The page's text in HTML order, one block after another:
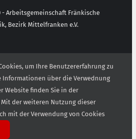
- Arbeitsgemeinschaft Fränkische
Bezirk Mittelfranken e.V.
um Ihre Benutzererfahrung zu
Informationen über die Verwednung
Website finden Sie in der
Mit der weiteren Nutzung dieser
mit der Verwendung von Cookies